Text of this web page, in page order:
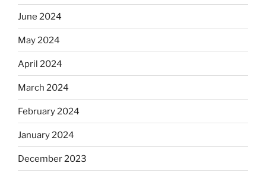
June 2024
May 2024
April 2024
March 2024
February 2024
January 2024
December 2023